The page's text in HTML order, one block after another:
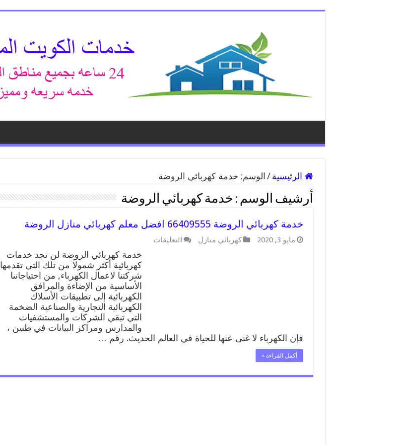
الرئيسية / الوسم: خدمة كهربائي الروضة
أرشيف الوسم : خدمة كهربائي الروضة
خدمة كهربائي الروضة 66409555 افضل معلم كهربائي منازل الروضة
مايو 3, 2020 كهربائي منازل التعليقات
كهربائي
الروضة
66409555
افضل
معلم
كهربائي
منازل
الروضة
مغلقة
خدمة كهربائي الروضة لن تجد خدمات
كهربائية أكثر شمولاً من تلك التي تقدمها
شركتنا لاعمال الكهرباء, من احتياجاتنا
الأساسية من الإضاءة والمرافق
الكهربائية إلى تطبيقات الأسلاك
الكهربائية التجارية والصناعية الضخمة
التي تبقي الشركات والمستشفيات
والمدارس ومراكز البيانات في طنين ،
فإن الكهرباء لا غنى عنها للحياة في العالم الحديث. رقم …
أكمل القراءة »